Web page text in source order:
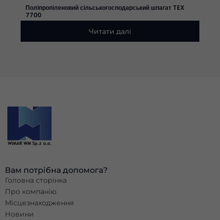
Поліпропіленовий сільськогосподарський шпагат TEX
7700
Читати далі
Вам потрібна допомога?
Головна сторінка
Про компанію
Місцезнаходження
Новини